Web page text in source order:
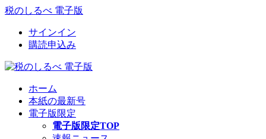
税のしるべ 電子版
サインイン
購読申込み
ホーム
本紙の最新号
電子版限定
電子版限定TOP